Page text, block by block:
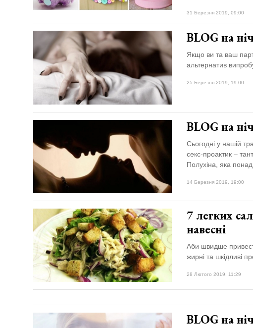
31 Березня 2019, 09:00
BLOG на
Якщо ви та ваш
альтернатив
25 Березня 2019, 19:00
BLOG на
Сьогодні у нашій
секс-проактик –
Полухіна, яка
14 Березня 2019, 19:00
7 легких
навесні
Аби швидше
жирні та шкідливі
28 Лютого 2019, 11:29
BLOG на